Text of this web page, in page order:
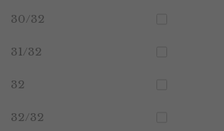
30/32
31/32
32
32/32